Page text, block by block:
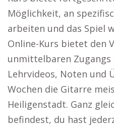
Möglichkeit, an
arbeiten und das Spiel
Online-Kurs bietet den
unmittelbaren Zugangs
Lehrvideos, Noten und
Wochen die Gitarre
Heiligenstadt. Ganz
befindest, du hast